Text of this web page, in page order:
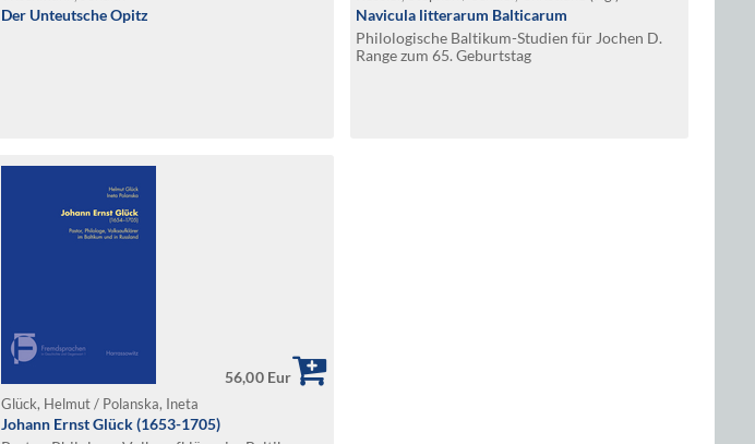
Der Unteutsche Opitz
Navicula litterarum Balticarum
Philologische Baltikum-Studien für Jochen D.
Range zum 65. Geburtstag
56,00 Eur
Glück, Helmut / Polanska, Ineta
Johann Ernst Glück (1653-1705)